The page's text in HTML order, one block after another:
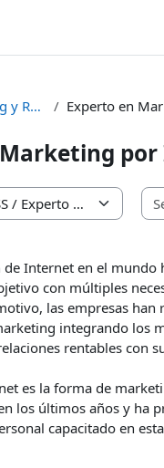
Marketing y RRSS
de Internet en el mundo
con múltiples
las empresas han
integrando los
rentables con
es la forma de
los últimos años y ha
capacitado en